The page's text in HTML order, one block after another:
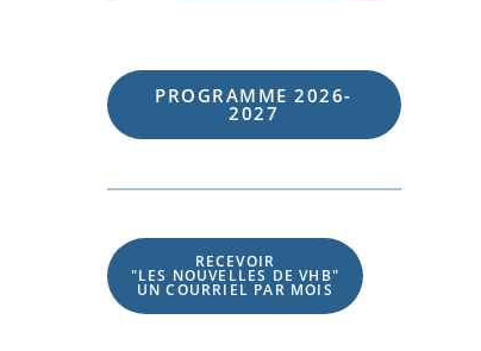
PROGRAMME 2026-
2027
RECEVOIR
"LES NOUVELLES DE VHB"
UN COURRIEL PAR MOIS